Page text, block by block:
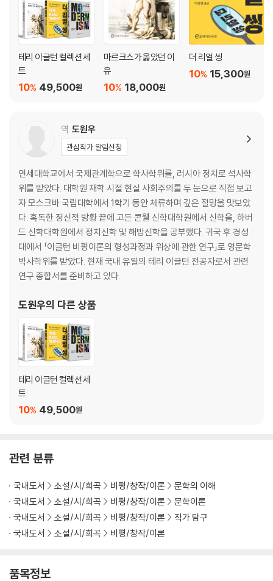
언어의 상실
모호성과 상징주의
모더니즘과 부정적 일상
언어의 위기와 모더니즘
말과 사물
언어의 위기와 새로운 언어
0도의 글쓰기
모더니즘과 독자 대중
예술의 무용성
아도르노의 모더니즘
모더니즘과 절대적인 것
3. 예술의 죽음
혁명적 아방가르드
모더니즘과 아방가르드 1
미래주의 1
대상에서 주체로
다다이스트
초현실주의
4. 보수 혁명가들
모더니즘과 망명자들
미주
테리 이글턴 컬렉션 세
트
49,500원
10%
마르크스가 옳았던 이
유
18,000원
10%
더 리얼 씽
15,300원
10%
역 도원우
관심작가 알림신청
연세대학교에서 국제관계학으로 학사학위를, 러시아 정치로 석사학
위를 받았다. 대학원 재학 시절 현실 사회주의를 두 눈으로 직접 보고
자 모스크바 국립대학에서 1학기 동안 체류하며 깊은 절망을 맛보았
다. 혹독한 정신적 방황 끝에 고든 콘웰 신학대학원에서 신학을, 하버
드 신학대학원에서 정치신학 및 해방신학을 공부했다. 귀국 후 경성
대에서 「이글턴 비평이론의 형성과정과 위상에 관한 연구」로 영문학
박사학위를 받았다. 현재 국내 유일의 테리 이글턴 전공자로서 관련
연구 종합서를 준비하고 있다.
도원우의 다른 상품
테리 이글턴 컬렉션 세
트
49,500원
10%
관련 분류
국내도서 소설/시/희곡 비평/창작/이론
문학의 이해
국내도서
소설/시/희곡 비평/창작/이론
문학이론
국내도서
소설/시/희곡 비평/창작/이론
작가 탐구
국내도서
소설/시/희곡 비평/창작/이론
품목정보